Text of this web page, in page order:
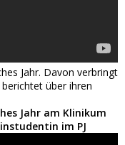
Jahr. Davon verbringt
über ihren
Jahr am Klinikum
im PJ